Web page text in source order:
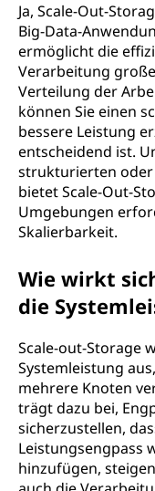
Ja, Scale-Out-
Big-Data-
ermöglicht die
Verarbeitung
Verteilung der
können Sie einen
bessere Leistung
entscheidend ist.
strukturierten
bietet Scale-Out-
Umgebungen
Skalierbarkeit.
Wie wirkt
die
Scale-out-Storage
Systemleistung
mehrere Knoten
trägt dazu bei,
sicherzustellen,
Leistungsengpass
hinzufügen,